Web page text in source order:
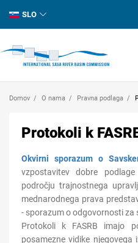
SLO
Domov O nama Pravna podlaga
Protokoli k
Okvirni sporazum o
vzpostavitev dobre
področju trajnostnega
mednarodnega prava
- sporazum o odgovornosti za
Protokoli k FASRB imajo
posamezne vidike